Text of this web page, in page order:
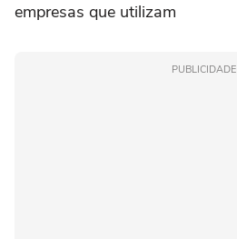
empresas que utilizam
PUBLICIDADE